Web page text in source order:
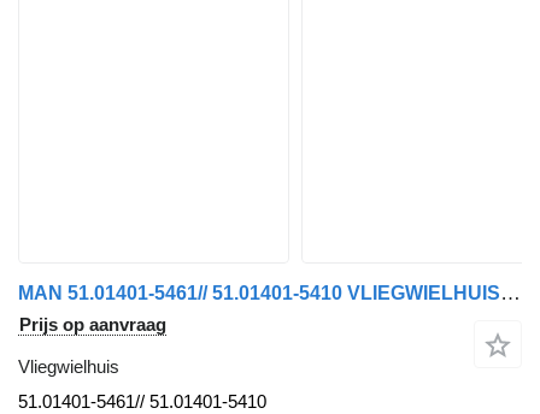
MAN 51.01401-5461// 51.01401-5410 VLIEGWIELHUIS D3876LF01 // 18.560 voor vrachtwagen
Prijs op aanvraag
Vliegwielhuis
51.01401-5461// 51.01401-5410